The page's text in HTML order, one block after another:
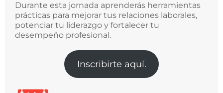
Durante esta jornada aprenderás herramientas
prácticas para mejorar tus relaciones laborales,
potenciar tu liderazgo y fortalecer tu
desempeño profesional.
Inscribirte aquí.